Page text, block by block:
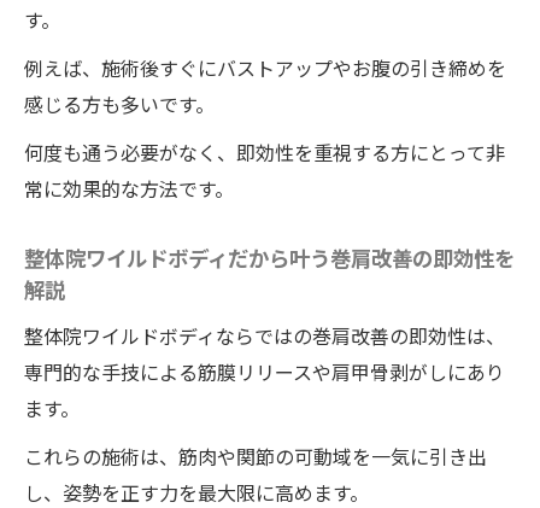
す。
例えば、施術後すぐにバストアップやお腹の引き締めを
感じる方も多いです。
何度も通う必要がなく、即効性を重視する方にとって非
常に効果的な方法です。
整体院ワイルドボディだから叶う巻肩改善の即効性を
解説
整体院ワイルドボディならではの巻肩改善の即効性は、
専門的な手技による筋膜リリースや肩甲骨剥がしにあり
ます。
これらの施術は、筋肉や関節の可動域を一気に引き出
し、姿勢を正す力を最大限に高めます。